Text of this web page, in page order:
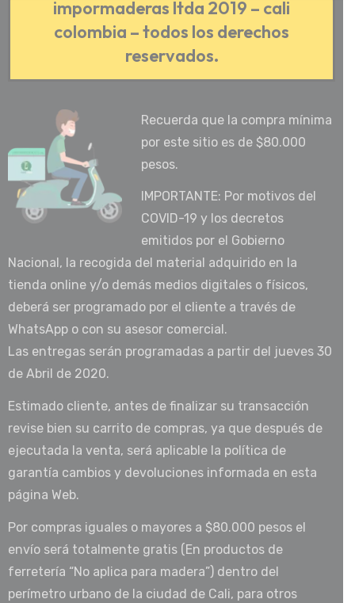
impormaderas ltda 2019 – cali
colombia – todos los derechos
reservados.
Recuerda que la compra mínima
por este sitio es de $80.000
pesos.
IMPORTANTE: Por motivos del
COVID-19 y los decretos
emitidos por el Gobierno
Nacional, la recogida del material adquirido en la
tienda online y/o demás medios digitales o físicos,
deberá ser programado por el cliente a través de
WhatsApp o con su asesor comercial.
Las entregas serán programadas a partir del jueves 30
de Abril de 2020.
Estimado cliente, antes de finalizar su transacción
revise bien su carrito de compras, ya que después de
ejecutada la venta, será aplicable la política de
garantía cambios y devoluciones informada en esta
página Web.
Por compras iguales o mayores a $80.000 pesos el
envío será totalmente gratis (En productos de
ferretería “No aplica para madera”) dentro del
perímetro urbano de la ciudad de Cali, para otros